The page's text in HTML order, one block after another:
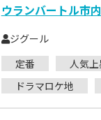
ウランバートル市
ジグール
定番
人気
ドラマロケ地